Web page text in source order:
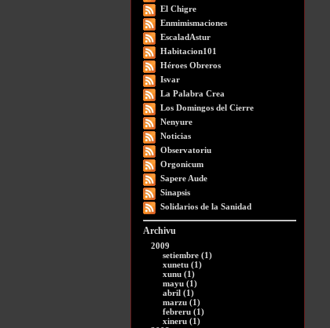
El Chigre
Enmimismaciones
EscaladAstur
Habitacion101
Héroes Obreros
Isvar
La Palabra Crea
Los Domingos del Cierre
Nenyure
Noticias
Observatoriu
Orgonicum
Sapere Aude
Sinapsis
Solidarios de la Sanidad
Archivu
2009
setiembre (1)
xunetu (1)
xunu (1)
mayu (1)
abril (1)
marzu (1)
febreru (1)
xineru (1)